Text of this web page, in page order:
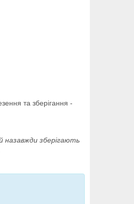
та зберігання -
назавжди зберігають